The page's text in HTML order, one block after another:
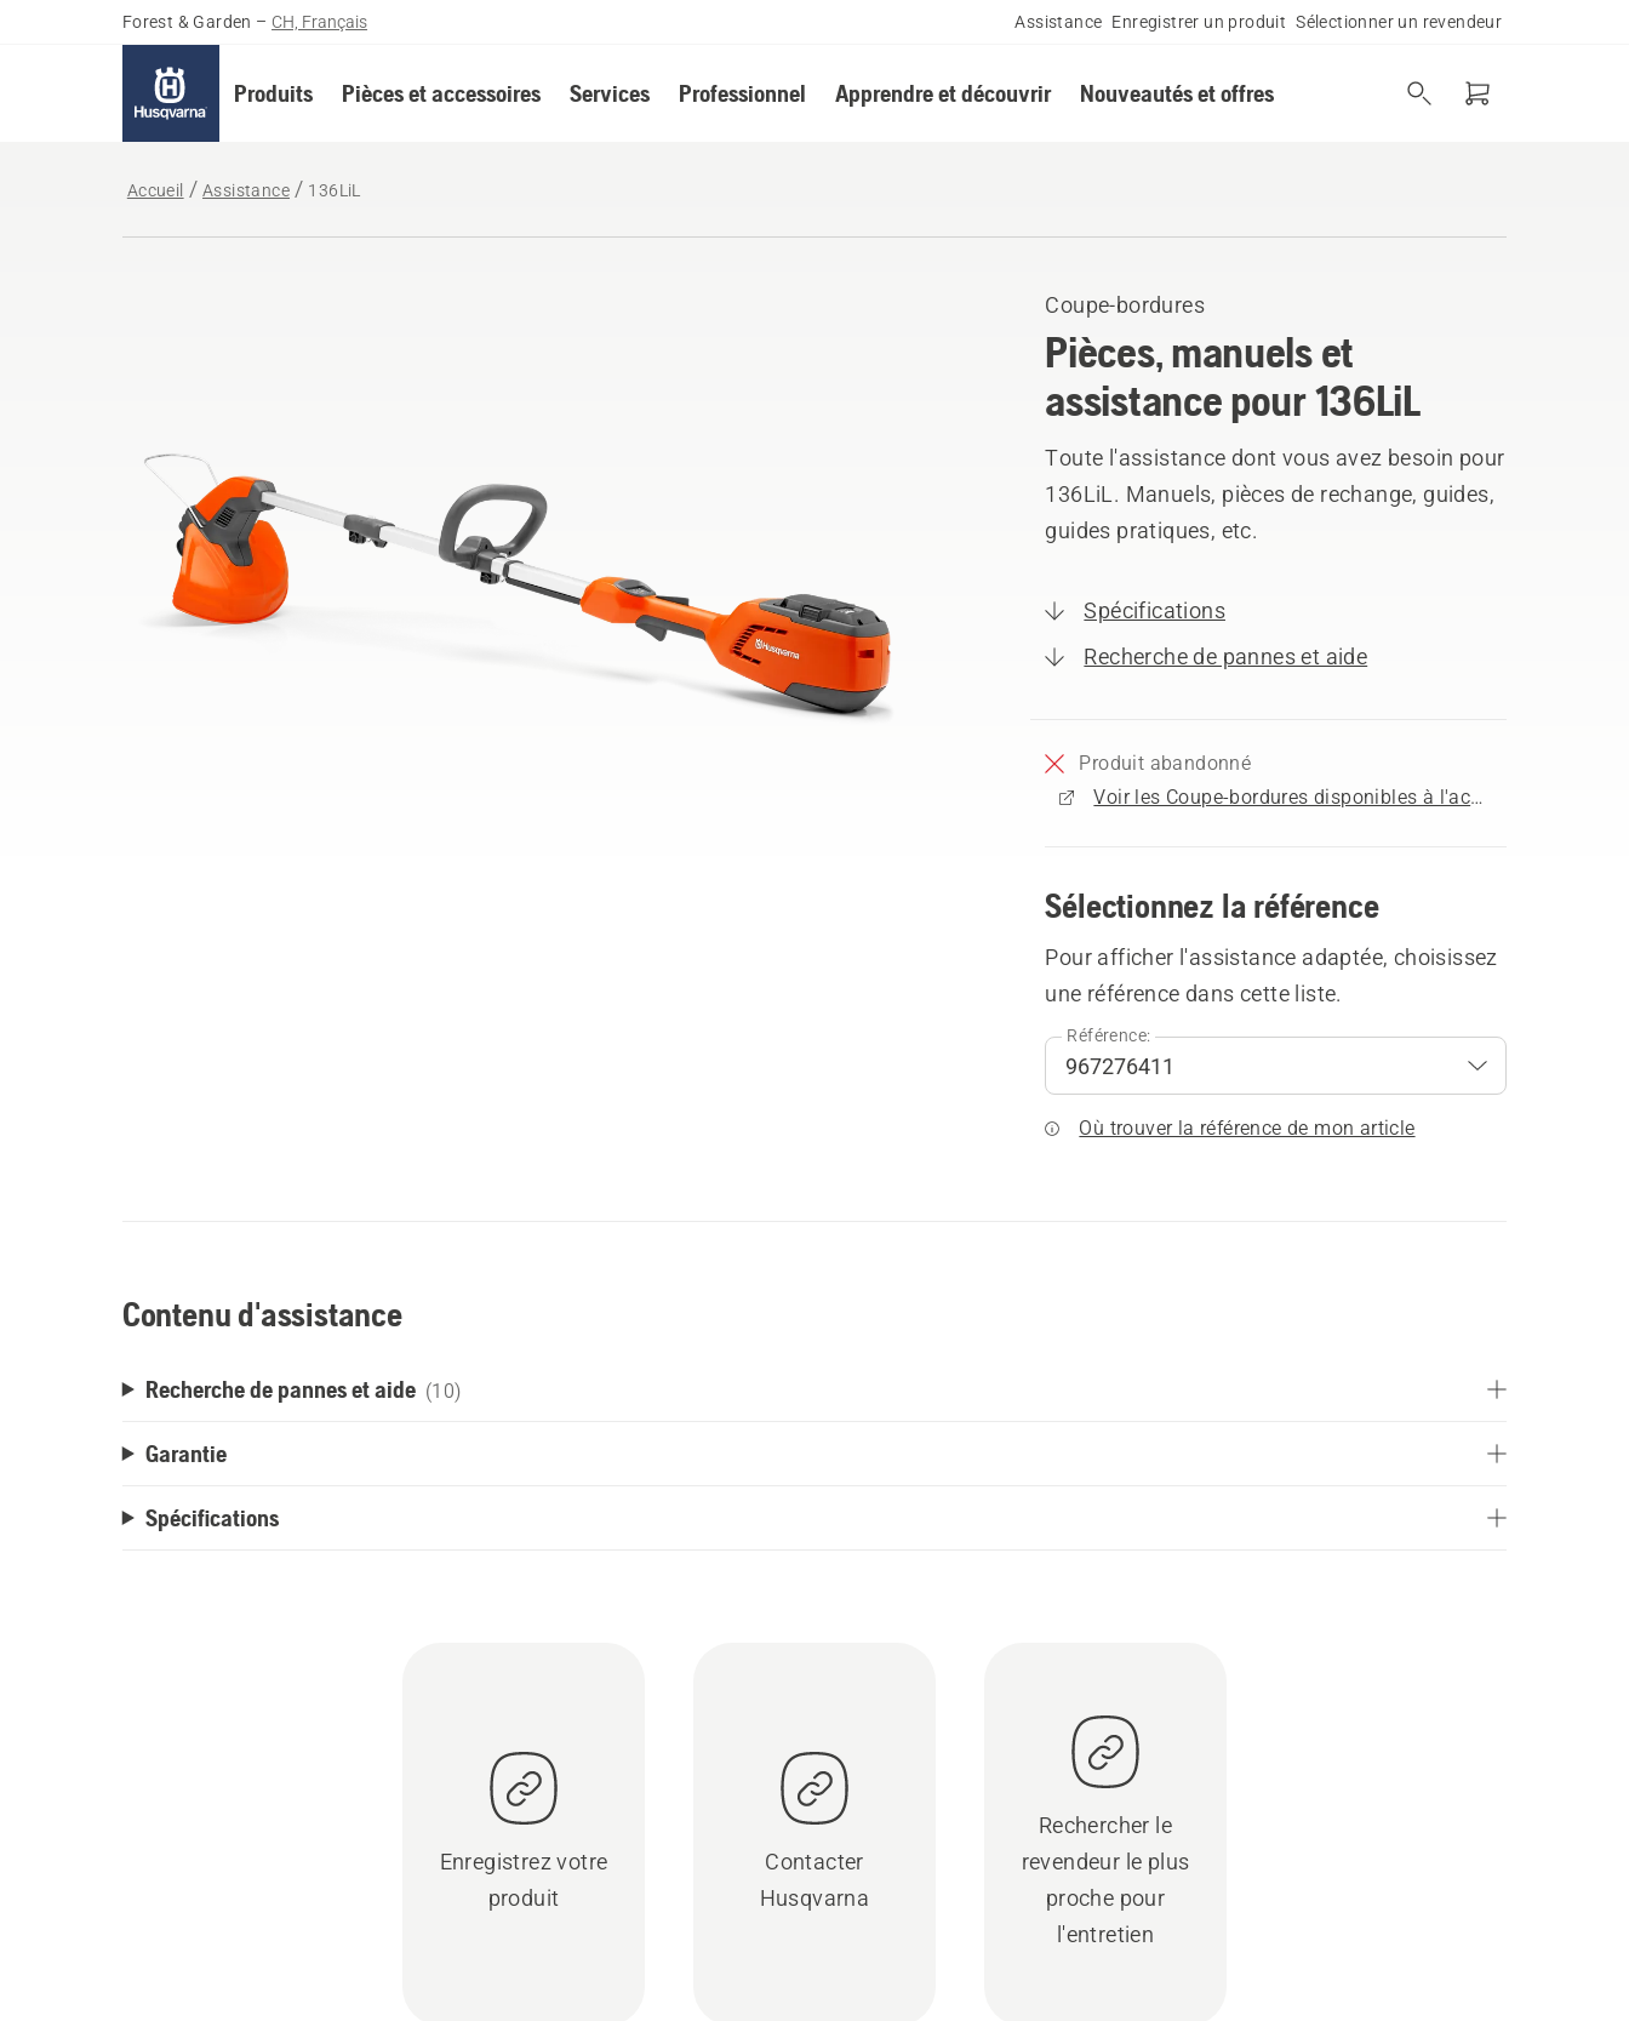
Forest & Garden – CH, Français Assistance Enregistrer un produit Sélectionner un revendeur
Produits Pièces et accessoires Services Professionnel Apprendre et découvrir Nouveautés et offres
Accueil Assistance 136LiL
Coupe-bordures
Pièces, manuels et
assistance pour 136LiL
Toute l'assistance dont vous avez besoin pour
136LiL. Manuels, pièces de rechange, guides,
guides pratiques, etc.
Spécifications
Recherche de pannes et aide
Produit abandonné
Voir les Coupe-bordures disponibles à l'achat
Sélectionnez la référence
Pour afficher l'assistance adaptée, choisissez
une référence dans cette liste.
Référence:
Où trouver la référence de mon article
Contenu d'assistance
Recherche de pannes et aide (10)
Garantie
Spécifications
Enregistrez votre
produit
Contacter
Husqvarna
Rechercher le
revendeur le plus
proche pour
l'entretien